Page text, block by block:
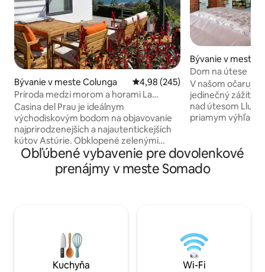
Bývanie v meste Colunga Priemerné ohodnotenie 4,98 z
4,98 (245)
Príroda medzi morom a horami La
Casina del Prau
Casina del Prau je ideálnym
východiskovým bodom na objavovanie
najprirodzenejších a najautentickejších
kútov Astúrie. Obklopené zelenými
lúkami a veľmi blízko mora, je ideálne pre
milovníkov pešej turistiky, surfovania a
miestnej kuchyne, s rýchlym prístupom
reštauráciami. Pokojné miesto na
odpočinok po aktívnom dni medzi
morom, horami a dobrým jedlom.
Bývanie v meste
Dom na útese
V našom
jedinečný
nad útesom
priamym
priestrannej
vybavenej
výhľadom na
Obľúbené vybavenie pre dovolenkové
prenájmy v meste Somado
Kuchyňa Wi-Fi